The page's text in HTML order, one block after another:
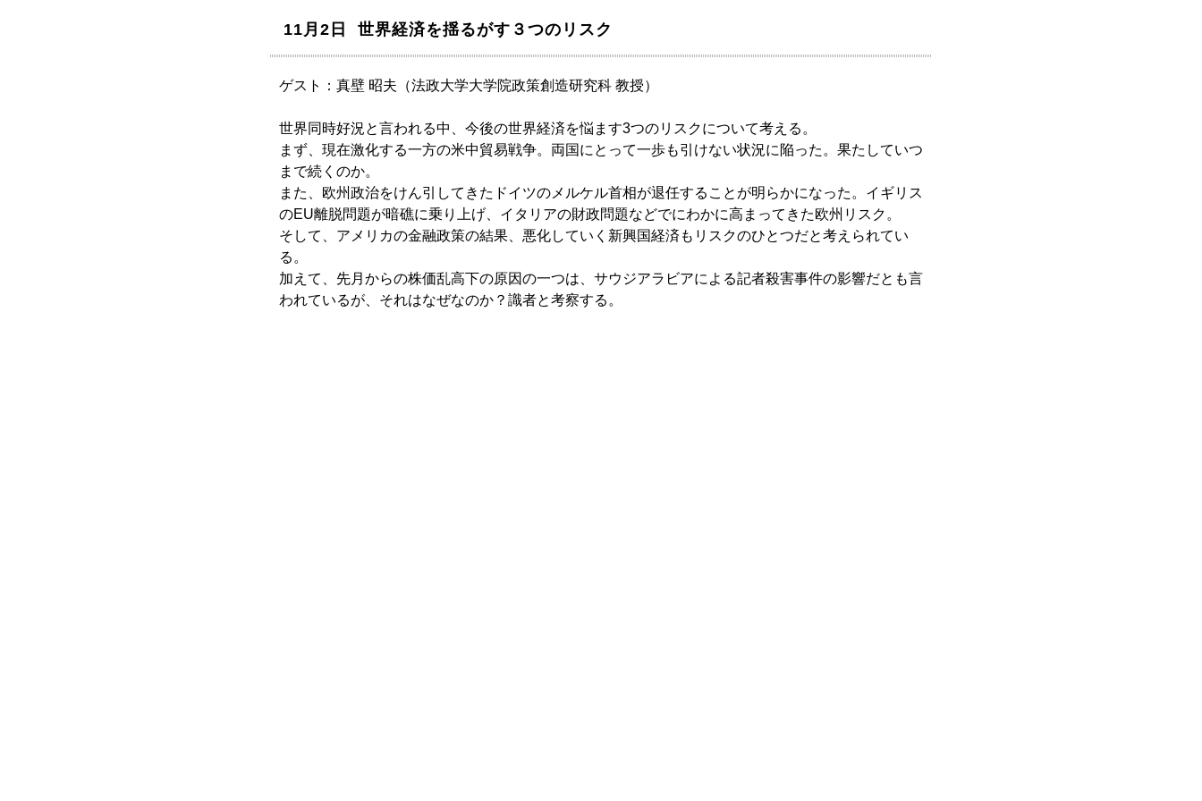
11月2日 世界経済を揺るがす３つのリスク
ゲスト：真壁 昭夫（法政大学大学院政策創造研究科 教授）
世界同時好況と言われる中、今後の世界経済を悩ます3つのリスクについて考える。
まず、現在激化する一方の米中貿易戦争。両国にとって一歩も引けない状況に陥った。果たしていつ
まで続くのか。
また、欧州政治をけん引してきたドイツのメルケル首相が退任することが明らかになった。イギリス
のEU離脱問題が暗礁に乗り上げ、イタリアの財政問題などでにわかに高まってきた欧州リスク。
そして、アメリカの金融政策の結果、悪化していく新興国経済もリスクのひとつだと考えられてい
る。
加えて、先月からの株価乱高下の原因の一つは、サウジアラビアによる記者殺害事件の影響だとも言
われているが、それはなぜなのか？識者と考察する。